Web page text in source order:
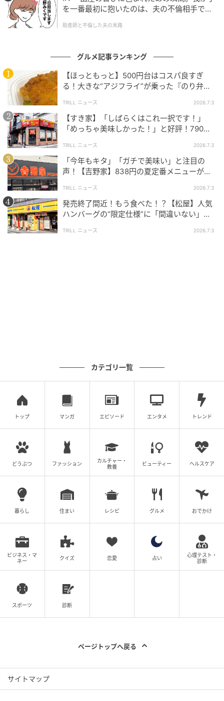
き上げられた皮はパリッと香ばしく、身はふっくらと
やわらか。口に入れた瞬間に広がる炭火の香りがたま
れしいポイントです。
満足度の高い定食！リピート必至
肉と魚を両方食べたい！そんな欲が叶う、新定食。
SNSでは「脂の乗った柔らかいほっけと黒酢あんのい
っとしていて予想以上」「ご飯が進んだ」「ガッツリ
ぜひ「大戸屋ごはん処」でチェックしてくださいね。
を一番最初に抱いたのは、夫の不倫相手でし
助産師と不倫した夫の末路
グルメ記事ランキング
【ほっともっと】500円台はコスパ良すぎ
る！大きな“アジフライ”が乗った『のり弁
の声
TRILL ニュース 2026.7.3
【すき家】「しばらくはこれ一択です！」
「めっちゃ美味しかった！」と好評！790円
TRILL ニュース 2026.7.3
「今年もキタ」「ガチで美味い」と注目の
声！【吉野家】838円の夏定番メニューがさ
TRILL ニュース 2026.7.3
発売終了間近！もう食べた！？【松屋】人気
ハンバーグの“限定仕様”に「間違いない」
TRILL ニュース 2026.7.3
カテゴリ一覧
トップ マンガ エピソード エンタメ トレンド
どうぶつ ファッション
カルチャー・
教養
ビューティー ヘルスケア
暮らし 住まい レシピ グルメ おでかけ
ビジネス・マ
ネー
クイズ 恋愛 占い
心理テスト・
診断
スポーツ 診断
ページトップへ戻る
サイトマップ